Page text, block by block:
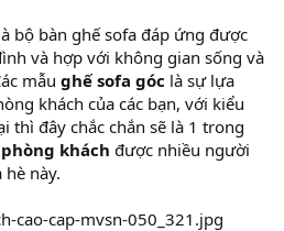
bộ bàn ghế sofa đáp ứng được
và hợp với không gian sống và
mẫu ghế sofa góc là sự lựa
khách của các bạn, với kiểu
thì đây chắc chắn sẽ là 1 trong
khách được nhiều người
này.